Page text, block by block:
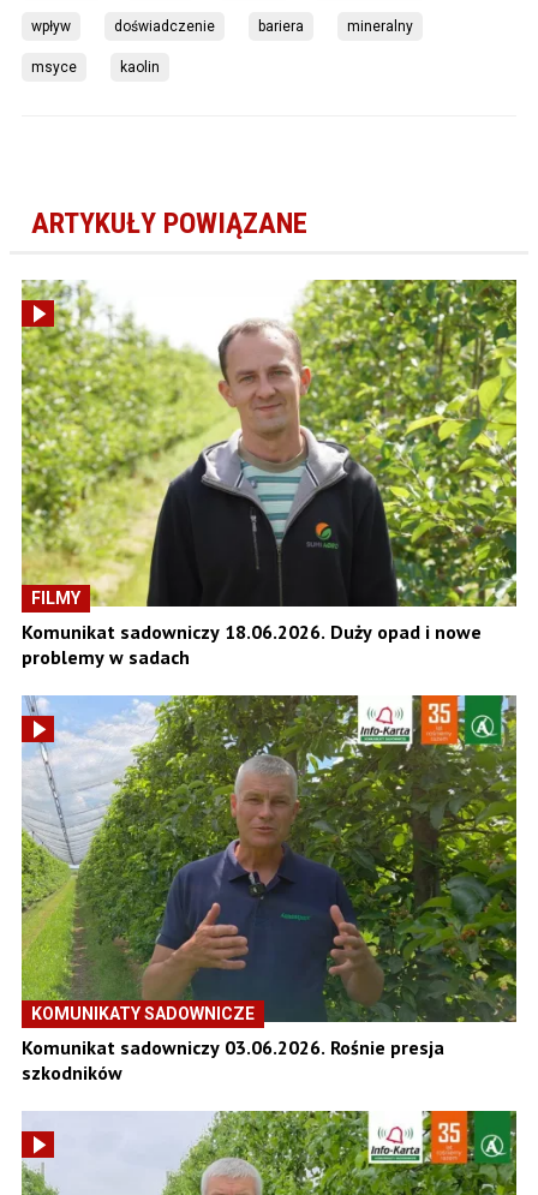
wpływ doświadczenie bariera mineralny
msyce kaolin
ARTYKUŁY POWIĄZANE
FILMY
Komunikat sadowniczy 18.06.2026. Duży opad i nowe
problemy w sadach
KOMUNIKATY SADOWNICZE
Komunikat sadowniczy 03.06.2026. Rośnie presja
szkodników